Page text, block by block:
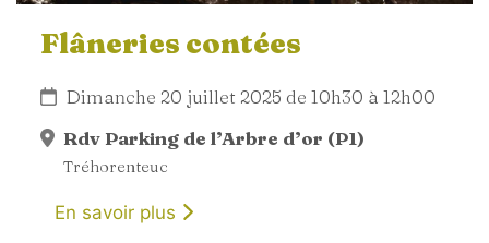
Flâneries contées
Dimanche 20 juillet 2025 de 10h30 à 12h00
Rdv Parking de l’Arbre d’or (P1)
Tréhorenteuc
En savoir plus